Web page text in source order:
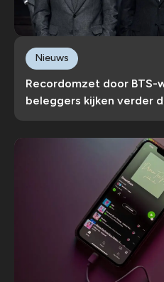
Recordomzet door BTS-
beleggers kijken verder
Nieuws